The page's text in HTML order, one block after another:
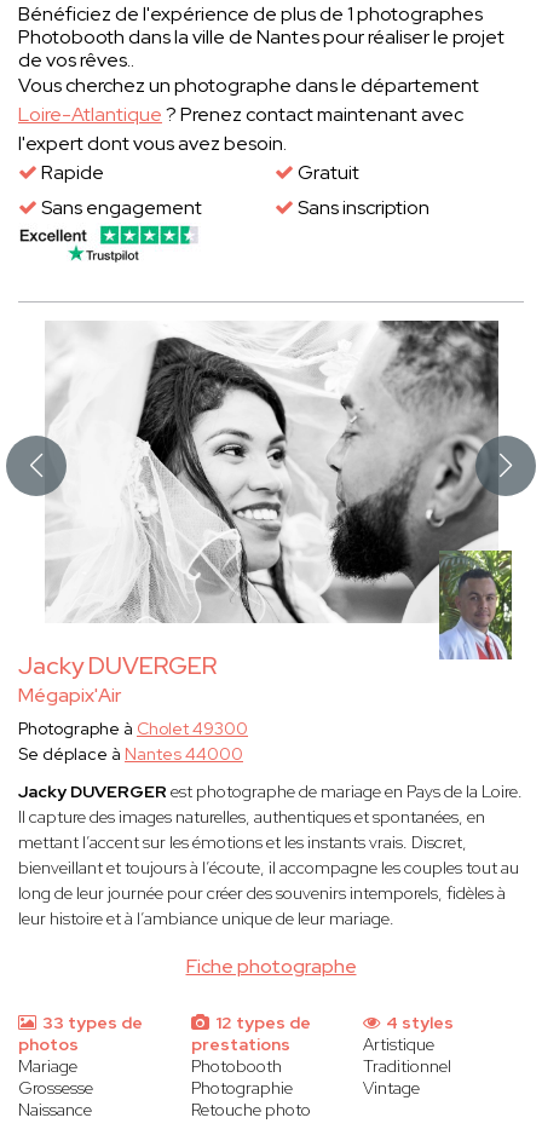
Bénéficiez de l'expérience de plus de 1 photographes
Photobooth dans la ville de Nantes pour réaliser le projet
de vos rêves..
Vous cherchez un photographe dans le département
Loire-Atlantique? Prenez contact maintenant avec
l'expert dont vous avez besoin.
Rapide
Gratuit
Sans engagement
Sans inscription
Jacky DUVERGER
Mégapix'Air
Fiche photographe
Photographe à Cholet 49300
Se déplace à Nantes 44000
Jacky DUVERGER est photographe de mariage en Pays de la Loire.
Il capture des images naturelles, authentiques et spontanées, en
mettant l’accent sur les émotions et les instants vrais. Discret,
bienveillant et toujours à l’écoute, il accompagne les couples tout au
long de leur journée pour créer des souvenirs intemporels, fidèles à
leur histoire et à l’ambiance unique de leur mariage.
33 types de
photos
Mariage
Grossesse
Naissance
12 types de
prestations
Photobooth
Photographie
Retouche photo
4 styles
Artistique
Traditionnel
Vintage